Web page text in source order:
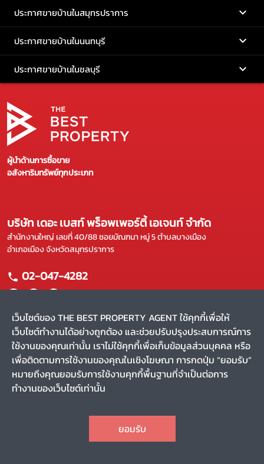
ประกาศขายบ้านในสมุทรปราการ
ประกาศขายบ้านในนนทบุรี
ประกาศขายบ้านในชลบุรี
ผู้นำด้านการซื้อขาย
อสังหาริมทรัพย์ทุกประเภท
บริษัท เดอะ เบสท์ พร็อพเพอร์ตี้ เอเจนท์ จำกัด
สำนักงานใหญ่ เลขที่ 40/88 ซอยมัณฑนา หมู่ 5 ตำบลบางเมือง
อำเภอเมือง จังหวัดสมุทรปราการ
02-047-4282
แผนผังเว็บไซต์
หน้าหลัก
บริการของเรา
ขาย
ผลงานของเรา
เช่า
ค้นหาตัวแทน
สงวนลิขสิทธิ์ พ.ศ. 2569 บริษัท เดอะ เบสท์ พร็อพเพอร์ตี้ เอเจนท์
เว็บไซต์ของ THE BEST PROPERTY AGENT ใช้คุกกี้เพื่อให้
เว็บไซต์ทำงานได้อย่างถูกต้อง และช่วยปรับปรุงประสบการณ์การ
ใช้งานของคุณเท่านั้น เราไม่ใช้คุกกี้เพื่อเก็บข้อมูลส่วนบุคคล หรือ
เพื่อติดตามการใช้งานของคุณในเชิงโฆษณา การกดปุ่ม “ยอมรับ”
หมายถึงคุณยอมรับการใช้งานคุกกี้พื้นฐานที่จำเป็นต่อการ
ทำงานของเว็บไซต์เท่านั้น
ยอมรับ